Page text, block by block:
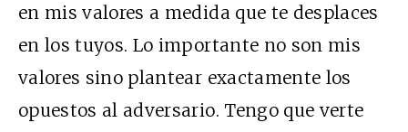
en mis valores a medida que te desplaces
en los tuyos. Lo importante no son mis
valores sino plantear exactamente los
opuestos al adversario. Tengo que verte